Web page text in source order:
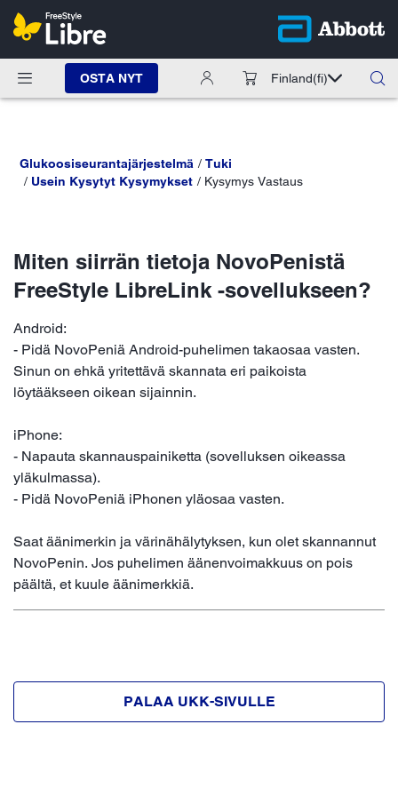
OSTA NYT Finland(fi)
Glukoosiseurantajärjestelmä
Tuki
Usein Kysytyt Kysymykset
Kysymys Vastaus
Miten siirrän tietoja NovoPenistä
FreeStyle LibreLink -sovellukseen?
Android:
- Pidä NovoPeniä Android-puhelimen takaosaa vasten.
Sinun on ehkä yritettävä skannata eri paikoista
löytääkseen oikean sijainnin.
iPhone:
- Napauta skannauspainiketta (sovelluksen oikeassa
yläkulmassa).
- Pidä NovoPeniä iPhonen yläosaa vasten.
Saat äänimerkin ja värinähälytyksen, kun olet skannannut
NovoPenin. Jos puhelimen äänenvoimakkuus on pois
päältä, et kuule äänimerkkiä.
PALAA UKK-SIVULLE